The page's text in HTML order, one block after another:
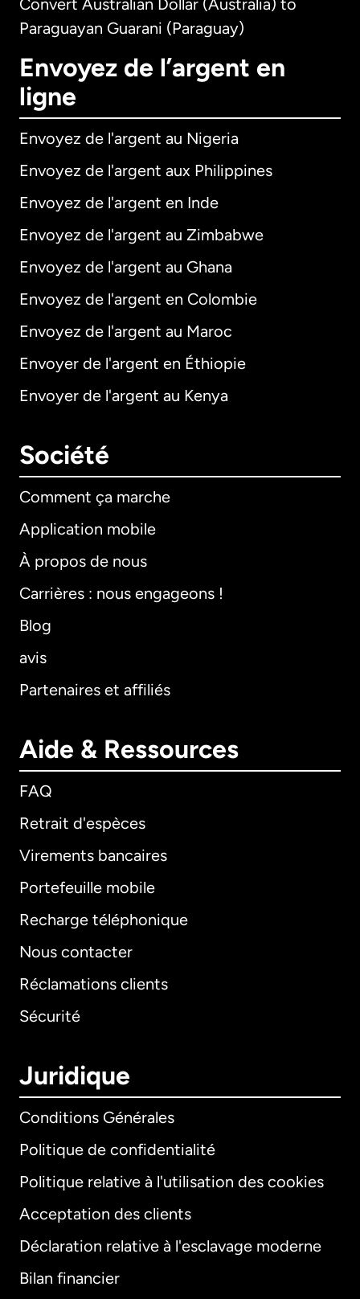
Convert Australian Dollar (Australia) to
Paraguayan Guarani (Paraguay)
Envoyez de l’argent en
ligne
Envoyez de l'argent au Nigeria
Envoyez de l'argent aux Philippines
Envoyez de l'argent en Inde
Envoyez de l'argent au Zimbabwe
Envoyez de l'argent au Ghana
Envoyez de l'argent en Colombie
Envoyez de l'argent au Maroc
Envoyer de l'argent en Éthiopie
Envoyer de l'argent au Kenya
Société
Comment ça marche
Application mobile
À propos de nous
Carrières : nous engageons !
Blog
avis
Partenaires et affiliés
Aide & Ressources
FAQ
Retrait d'espèces
Virements bancaires
Portefeuille mobile
Recharge téléphonique
Nous contacter
Réclamations clients
Sécurité
Juridique
Conditions Générales
Politique de confidentialité
Politique relative à l'utilisation des cookies
Acceptation des clients
Déclaration relative à l'esclavage moderne
Bilan financier
International